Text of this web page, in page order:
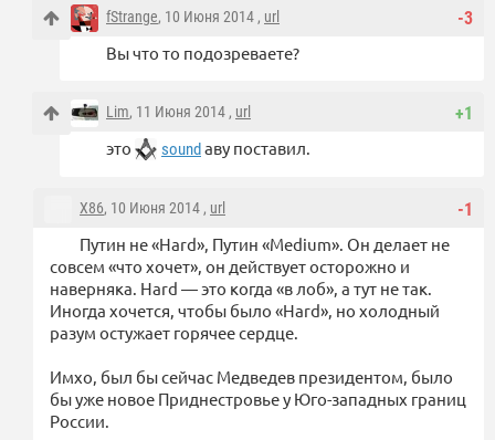
-3
fStrange, 10 Июня 2014 , url
Вы что то подозреваете?
+1
Lim, 11 Июня 2014 , url
это sound аву поставил.
-1
X86, 10 Июня 2014 , url
Путин не «Hard», Путин «Medium». Он делает не
совсем «что хочет», он действует осторожно и
наверняка. Hard — это когда «в лоб», а тут не так.
Иногда хочется, чтобы было «Hard», но холодный
разум остужает горячее сердце.
Имхо, был бы сейчас Медведев президентом, было
бы уже новое Приднестровье у Юго-западных границ
России.